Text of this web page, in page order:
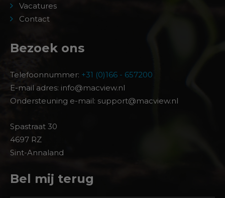
Vacatures
Contact
Bezoek ons
Telefoonnummer: +31 (0)166 - 657200
E-mail adres: info@macview.nl
Ondersteuning e-mail: support@macview.nl
Spastraat 30
4697 RZ
Sint-Annaland
Bel mij terug